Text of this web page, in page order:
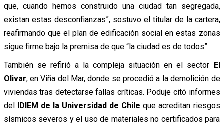
que, cuando hemos construido una ciudad tan segregada,
existan estas desconfianzas”, sostuvo el titular de la cartera,
reafirmando que el plan de edificación social en estas zonas
sigue firme bajo la premisa de que “la ciudad es de todos”.
También se refirió a la compleja situación en el sector El
Olivar, en Viña del Mar, donde se procedió a la demolición de
viviendas tras detectarse fallas críticas. Poduje citó informes
del IDIEM de la Universidad de Chile que acreditan riesgos
sísmicos severos y el uso de materiales no certificados para